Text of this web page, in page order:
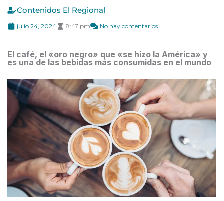
Contenidos El Regional
julio 24, 2024 8:47 pm No hay comentarios
es una de las bebidas más consumidas en el mundo